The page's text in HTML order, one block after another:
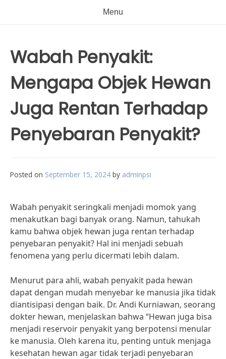
Menu
Wabah Penyakit:
Mengapa Objek Hewan
Juga Rentan Terhadap
Penyebaran Penyakit?
Posted on September 15, 2024 by adminpsi
Wabah penyakit seringkali menjadi momok yang
menakutkan bagi banyak orang. Namun, tahukah
kamu bahwa objek hewan juga rentan terhadap
penyebaran penyakit? Hal ini menjadi sebuah
fenomena yang perlu dicermati lebih dalam.
Menurut para ahli, wabah penyakit pada hewan
dapat dengan mudah menyebar ke manusia jika tidak
diantisipasi dengan baik. Dr. Andi Kurniawan, seorang
dokter hewan, menjelaskan bahwa “Hewan juga bisa
menjadi reservoir penyakit yang berpotensi menular
ke manusia. Oleh karena itu, penting untuk menjaga
kesehatan hewan agar tidak terjadi penyebaran